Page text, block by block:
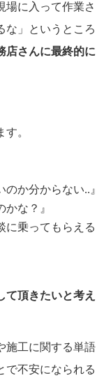
場に入って作業さ
な」というところ
店さんに最終的に
。
か分からない..』
な？』
に乗ってもらえる
て頂きたいと考え
施工に関する単語
で不安になられる